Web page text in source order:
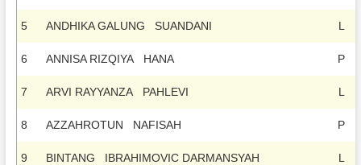
5 ANDHIKA GALUNG SUANDANI L
6 ANNISA RIZQIYA HANA P
7 ARVI RAYYANZA PAHLEVI L
8 AZZAHROTUN NAFISAH P
9 BINTANG IBRAHIMOVIC DARMANSYAH L